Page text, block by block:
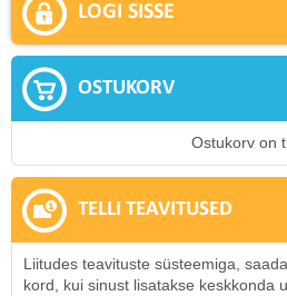
LOGI SISSE
OSTUKORV
Ostukorv on
TELLI TEAVITUSED
Liitudes teavituste süsteemiga,
kord, kui sinust lisatakse keskkonda